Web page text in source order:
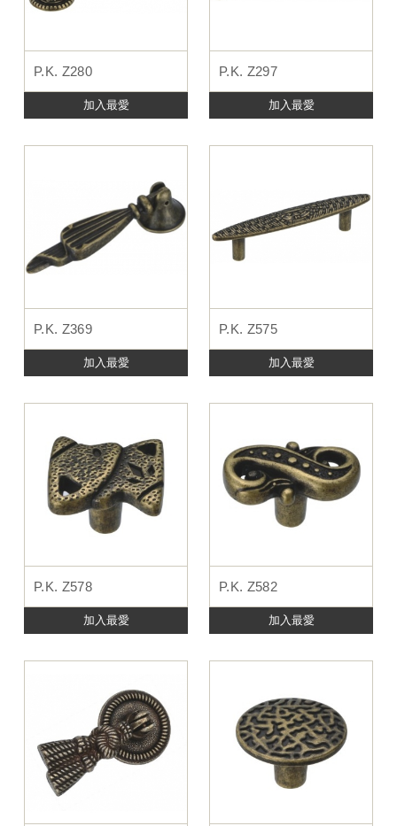
P.K. Z280
加入最愛
P.K. Z297
加入最愛
P.K. Z369
加入最愛
P.K. Z575
加入最愛
P.K. Z578
加入最愛
P.K. Z582
加入最愛